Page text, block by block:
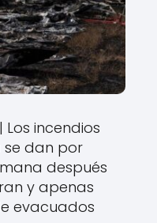
| Los incendios
se dan por
después
y apenas
evacuados